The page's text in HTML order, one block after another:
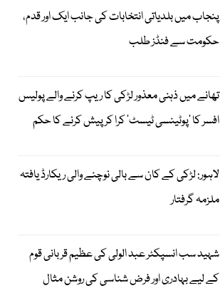
پنجاب میں بلدیاتی انتخابات کی جانب ایک اور قدم،
حکومت سے فنڈز طلب
تھانے میں ذہنی معذور لڑکی کا ریپ کرنے والے پولیس
افسر کا ’پوٹینسی ٹیسٹ‘ کرا کر پیش کرنے کا حکم
لاہور: لڑکی کے کان سے بالی نوچنے والی ریکارڈ یافتہ
ملزمہ گرفتار
شہید سب انسپکٹر عبد الولی کی عظیم قربانی قوم
کے لیے بہادری اور فرض شناسی کی روشن مثال